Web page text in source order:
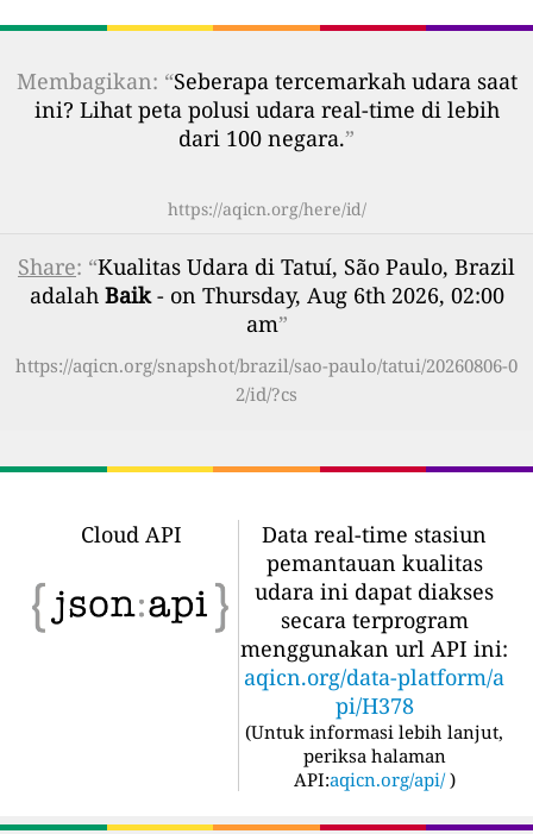
Membagikan: “Seberapa tercemarkah udara saat
ini? Lihat peta polusi udara real-time di lebih
dari 100 negara.”
https://aqicn.org/here/id/
Share: “Kualitas Udara di Tatuí, São Paulo, Brazil
adalah Baik- on Thursday, Aug 6th 2026, 02:00
am”
https://aqicn.org/snapshot/brazil/sao-paulo/tatui/20260806-0
2/id/?cs
Cloud API
Data real-time stasiun
pemantauan kualitas
udara ini dapat diakses
secara terprogram
menggunakan url API ini:
aqicn.org/data-platform/a
pi/H378
(Untuk informasi lebih lanjut,
periksa halaman
API:aqicn.org/api/ )